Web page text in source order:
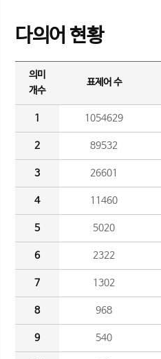
다의어 현황
의미
개수
표제어 수
1 1054629
2 89532
3 26601
4 11460
5 5020
6 2322
7 1302
8 968
9 540